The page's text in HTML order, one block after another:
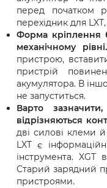
перед початком
перехідник для
Форма кріплення
механічному рівні.
пристрою,
пристрій
акумулятора. В
не запуститься.
Варто
відрізняються
дві силові клеми й
LXT є
інструмента. XGT
Старий зарядний
пристроями.